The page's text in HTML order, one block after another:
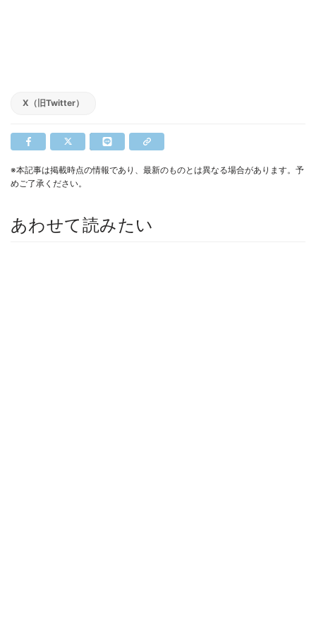
X（旧Twitter）
※本記事は掲載時点の情報であり、最新のものとは異なる場合があります。予
めご了承ください。
あわせて読みたい